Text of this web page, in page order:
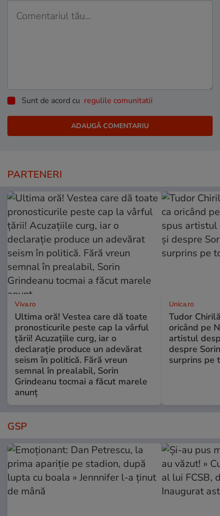
Sunt de acord cu regulile comunitatii
PARTENERI
Viva.ro
Ultima oră! Vestea care dă toate
pronosticurile peste cap la vârful
țării! Acuzațiile curg, iar o
declarație produce un adevărat
seism în politică. Fără vreun
semnal în prealabil, Sorin
Grindeanu tocmai a făcut marele
anunț
Unica.ro
Tudor
oricând pe
artistul
despre
surprins pe
GSP